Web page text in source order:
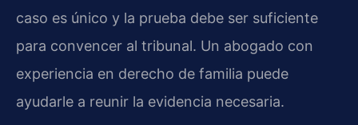
caso es único y la prueba debe ser suficiente
para convencer al tribunal. Un abogado con
experiencia en derecho de familia puede
ayudarle a reunir la evidencia necesaria.